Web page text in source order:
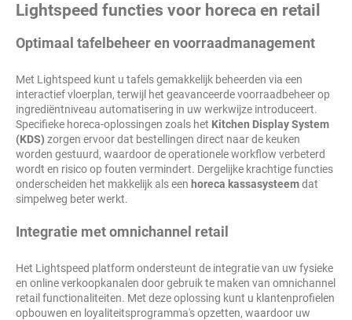
Lightspeed functies voor horeca en retail
Optimaal tafelbeheer en voorraadmanagement
Met Lightspeed kunt u tafels gemakkelijk beheerden via een
interactief vloerplan, terwijl het geavanceerde voorraadbeheer op
ingrediëntniveau automatisering in uw werkwijze introduceert.
Specifieke horeca-oplossingen zoals het Kitchen Display System
(KDS) zorgen ervoor dat bestellingen direct naar de keuken
worden gestuurd, waardoor de operationele workflow verbeterd
wordt en risico op fouten vermindert. Dergelijke krachtige functies
onderscheiden het makkelijk als een horeca kassasysteemdat
simpelweg beter werkt.
Integratie met omnichannel retail
Het Lightspeed platform ondersteunt de integratie van uw fysieke
en online verkoopkanalen door gebruik te maken van omnichannel
retail functionaliteiten. Met deze oplossing kunt u klantenprofielen
opbouwen en loyaliteitsprogramma's opzetten, waardoor uw